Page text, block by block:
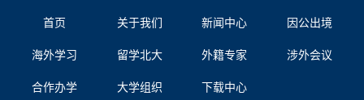
首页 关于我们 新闻中心 因公出境
海外学习 留学北大 外籍专家 涉外会议
合作办学 大学组织 下载中心